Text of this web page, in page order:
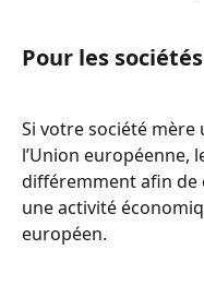
Pour les
Si votre société mère
l’Union européenne,
différemment afin de
une activité
européen.